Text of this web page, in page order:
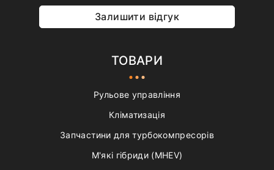
Залишити відгук
ТОВАРИ
Рульове управління
Кліматизація
Запчастини для турбокомпресорів
М'які гібриди (MHEV)